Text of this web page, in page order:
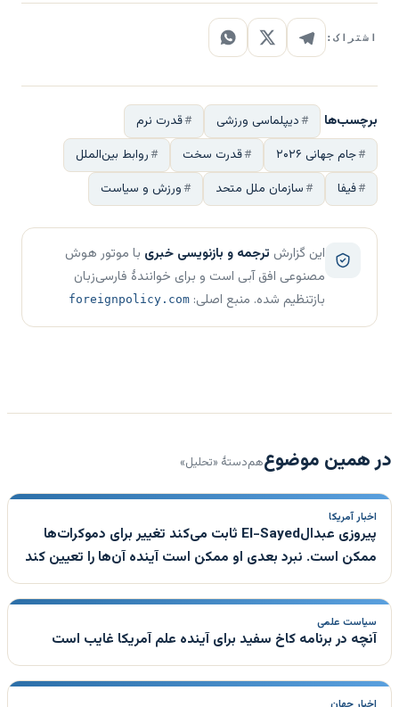
اشتراک:
برچسب‌ها دیپلماسی ورزشی
قدرت نرم
جام جهانی ۲۰۲۶
قدرت سخت
روابط بین‌الملل
فیفا
سازمان ملل متحد ورزش و سیاست
این گزارش ترجمه و بازنویسی خبری با موتور هوش
مصنوعی افق آبی است و برای خوانندهٔ فارسی‌زبان
بازتنظیم شده. منبع اصلی: foreignpolicy.com
در همین موضوعهم‌دستهٔ «تحلیل»
اخبار آمریکا
پیروزی عبدالEl-Sayed ثابت می‌کند تغییر برای دموکرات‌ها
ممکن است. نبرد بعدی او ممکن است آینده آن‌ها را تعیین کند
سیاست علمی
آنچه در برنامه کاخ سفید برای آینده علم آمریکا غایب است